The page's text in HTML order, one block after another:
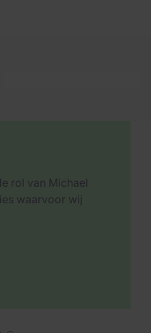
rol van Michael
waarvoor wij